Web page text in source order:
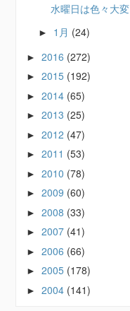
水曜日は色々大変
► 1月 (24)
►2016 (272)
►2015 (192)
►2014 (65)
►2013 (25)
►2012 (47)
►2011 (53)
►2010 (78)
►2009 (60)
►2008 (33)
►2007 (41)
►2006 (66)
►2005 (178)
►2004 (141)